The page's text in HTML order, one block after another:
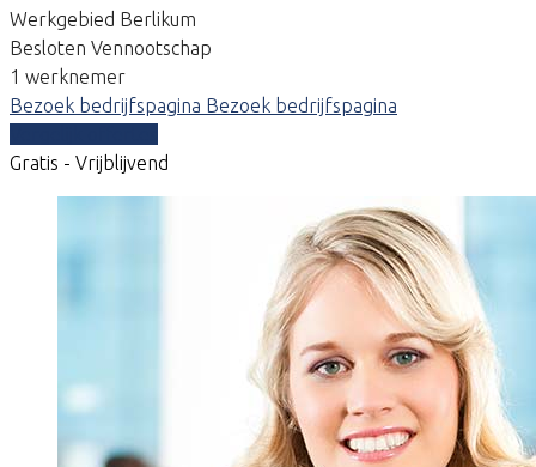
Werkgebied Berlikum
Besloten Vennootschap
1 werknemer
Bezoek bedrijfspagina Bezoek bedrijfspagina
Gratis - Vrijblijvend